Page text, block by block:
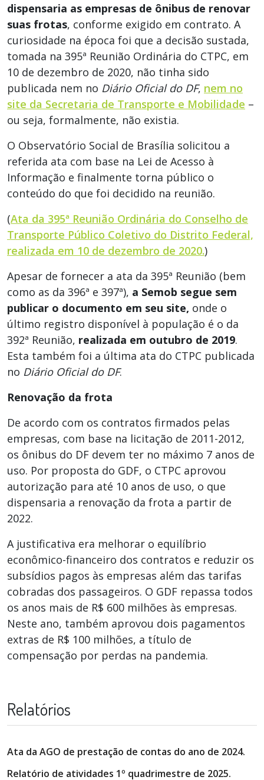
dispensaria as empresas de ônibus de renovar
suas frotas, conforme exigido em contrato. A
curiosidade na época foi que a decisão sustada,
tomada na 395ª Reunião Ordinária do CTPC, em
10 de dezembro de 2020, não tinha sido
publicada nem no Diário Oficial do DF, nem no
site da Secretaria de Transporte e Mobilidade –
ou seja, formalmente, não existia.
O Observatório Social de Brasília solicitou a
referida ata com base na Lei de Acesso à
Informação e finalmente torna público o
conteúdo do que foi decidido na reunião.
(Ata da 395ª Reunião Ordinária do Conselho de
Transporte Público Coletivo do Distrito Federal,
realizada em 10 de dezembro de 2020.)
Apesar de fornecer a ata da 395ª Reunião (bem
como as da 396ª e 397ª), a Semob segue sem
publicar o documento em seu site, onde o
último registro disponível à população é o da
392ª Reunião, realizada em outubro de 2019.
Esta também foi a última ata do CTPC publicada
no Diário Oficial do DF.
Renovação da frota
De acordo com os contratos firmados pelas
empresas, com base na licitação de 2011-2012,
os ônibus do DF devem ter no máximo 7 anos de
uso. Por proposta do GDF, o CTPC aprovou
autorização para até 10 anos de uso, o que
dispensaria a renovação da frota a partir de
2022.
A justificativa era melhorar o equilíbrio
econômico-financeiro dos contratos e reduzir os
subsídios pagos às empresas além das tarifas
cobradas dos passageiros. O GDF repassa todos
os anos mais de R$ 600 milhões às empresas.
Neste ano, também aprovou dois pagamentos
extras de R$ 100 milhões, a título de
compensação por perdas na pandemia.
Relatórios
Ata da AGO de prestação de contas do ano de 2024.
Relatório de atividades 1º quadrimestre de 2025.